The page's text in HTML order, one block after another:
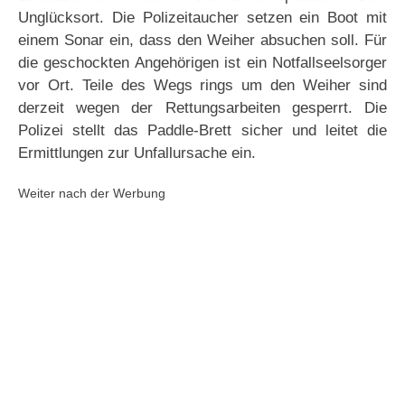
Unglücksort. Die Polizeitaucher setzen ein Boot mit
einem Sonar ein, dass den Weiher absuchen soll. Für
die geschockten Angehörigen ist ein Notfallseelsorger
vor Ort. Teile des Wegs rings um den Weiher sind
derzeit wegen der Rettungsarbeiten gesperrt. Die
Polizei stellt das Paddle-Brett sicher und leitet die
Ermittlungen zur Unfallursache ein.
Weiter nach der Werbung